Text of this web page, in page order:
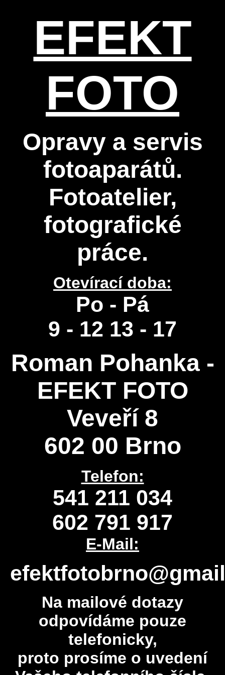
EFEKT
FOTO
Opravy a servis
fotoaparátů.
Fotoatelier,
fotografické
práce.
Otevírací doba:
Po - Pá
9 - 12 13 - 17
Roman Pohanka -
EFEKT FOTO
Veveří 8
602 00 Brno
Telefon:
541 211 034
602 791 917
E-Mail:
Na mailové dotazy
odpovídáme pouze
telefonicky,
proto prosíme o uvedení